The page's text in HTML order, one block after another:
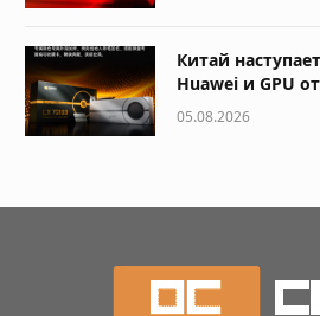
Китай
Huawei и GPU
05.08.2026